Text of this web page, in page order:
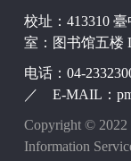
校址：413310
室：图书馆五楼
电话：04-
／ E-MAIL：
Copyright © 2022
Information